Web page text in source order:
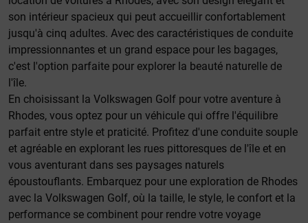
son intérieur spacieux qui peut accueillir confortablement
jusqu'à cinq adultes. Avec des caractéristiques de conduite
impressionnantes et un grand espace pour les bagages,
c'est l'option parfaite pour explorer la beauté naturelle de
l'île.
En choisissant la Volkswagen Golf pour votre aventure à
Rhodes, vous optez pour un véhicule qui offre l'équilibre
parfait entre style et praticité. Profitez d'une conduite souple
et agréable en explorant les rues pittoresques de l'île et en
vous aventurant dans ses paysages naturels
époustouflants. Embarquez pour une exploration de Rhodes
avec la Volkswagen Golf, où la taille, le style, le confort et la
performance se combinent pour rendre votre voyage